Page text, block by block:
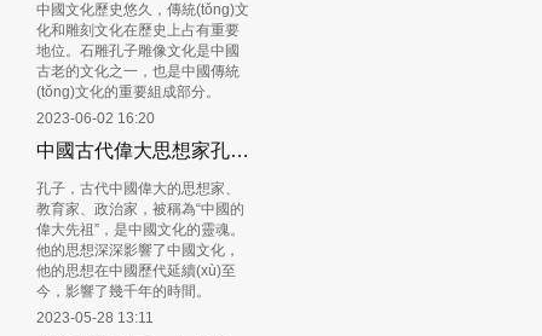
中國文化歷史悠久，傳統(tǒng)文
化和雕刻文化在歷史上占有重要
地位。石雕孔子雕像文化是中國
古老的文化之一，也是中國傳統
(tǒng)文化的重要組成部分。
2023-06-02 16:20
中國古代偉大思想家孔子的銅雕人物雕塑傳承偉大思想
孔子，古代中國偉大的思想家、
教育家、政治家，被稱為“中國的
偉大先祖”，是中國文化的靈魂。
他的思想深深影響了中國文化，
他的思想在中國歷代延續(xù)至
今，影響了幾千年的時間。
2023-05-28 13:11